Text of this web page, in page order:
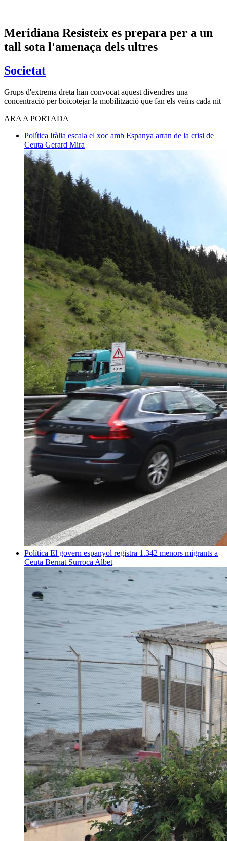
Meridiana Resisteix es prepara per a un
tall sota l'amenaça dels ultres
Societat
Grups d'extrema dreta han convocat aquest divendres una
concentració per boicotejar la mobilització que fan els veïns cada nit
ARA A PORTADA
Política Itàlia escala el xoc amb Espanya arran de la crisi de
Ceuta Gerard Mira
Política El govern espanyol registra 1.342 menors migrants a
Ceuta Bernat Surroca Albet